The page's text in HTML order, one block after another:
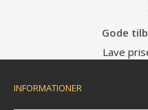
Gode
Lave
INFORMATIONER